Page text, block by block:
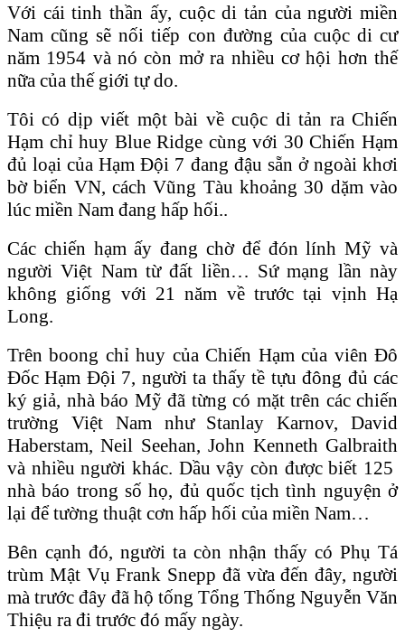
Với cái tinh thần ấy, cuộc di tản của người miền
Nam cũng sẽ nối tiếp con đường của cuộc di cư
năm 1954 và nó còn mở ra nhiều cơ hội hơn thế
nữa của thế giới tự do.
Tôi có dịp viết một bài về cuộc di tản ra Chiến
Hạm chỉ huy Blue Ridge cùng với 30 Chiến Hạm
đủ loại của Hạm Đội 7 đang đậu sẵn ở ngoài khơi
bờ biển VN, cách Vũng Tàu khoảng 30 dặm vào
lúc miền Nam đang hấp hối..
Các chiến hạm ấy đang chờ để đón lính Mỹ và
người Việt Nam từ đất liền… Sứ mạng lần này
không giống với 21 năm về trước tại vịnh Hạ
Long.
Trên boong chỉ huy của Chiến Hạm của viên Đô
Đốc Hạm Đội 7, người ta thấy tề tựu đông đủ các
ký giả, nhà báo Mỹ đã từng có mặt trên các chiến
trường Việt Nam như Stanlay Karnov, David
Haberstam, Neil Seehan, John Kenneth Galbraith
và nhiều người khác. Dầu vậy còn được biết 125
nhà báo trong số họ, đủ quốc tịch tình nguyện ở
lại để tường thuật cơn hấp hối của miền Nam…
Bên cạnh đó, người ta còn nhận thấy có Phụ Tá
trùm Mật Vụ Frank Snepp đã vừa đến đây, người
mà trước đây đã hộ tống Tổng Thống Nguyễn Văn
Thiệu ra đi trước đó mấy ngày.